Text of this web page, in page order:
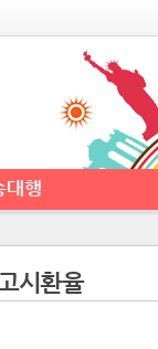
대행
시환율